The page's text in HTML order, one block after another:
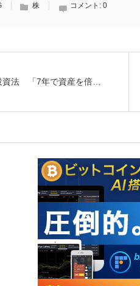
株 コメント: 0
資法 「7年で資産を倍…